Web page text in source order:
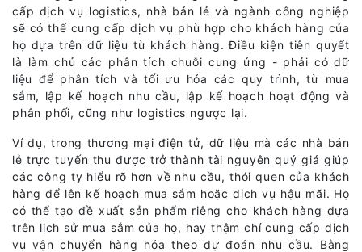
cấp dịch vụ logistics, nhà bán lẻ và ngành công nghiệp
sẽ có thể cung cấp dịch vụ phù hợp cho khách hàng của
họ dựa trên dữ liệu từ khách hàng. Điều kiện tiên quyết
là làm chủ các phân tích chuỗi cung ứng - phải có dữ
liệu để phân tích và tối ưu hóa các quy trình, từ mua
sắm, lập kế hoạch nhu cầu, lập kế hoạch hoạt động và
phân phối, cũng như logistics ngược lại.
Ví dụ, trong thương mại điện tử, dữ liệu mà các nhà bán
lẻ trực tuyến thu được trở thành tài nguyên quý giá giúp
các công ty hiểu rõ hơn về nhu cầu, thói quen của khách
hàng để lên kế hoạch mua sắm hoặc dịch vụ hậu mãi. Họ
có thể tạo đề xuất sản phẩm riêng cho khách hàng dựa
trên lịch sử mua sắm của họ, hay thậm chí cung cấp dịch
vụ vận chuyển hàng hóa theo dự đoán nhu cầu. Bằng